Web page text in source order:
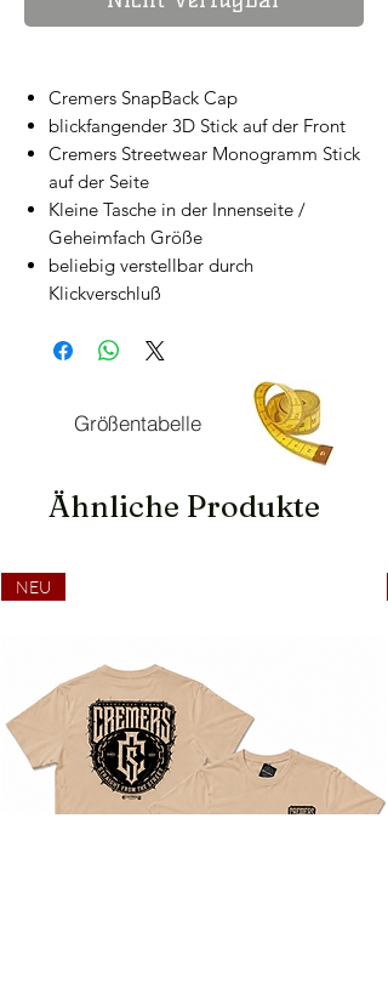
Cremers SnapBack Cap
blickfangender 3D Stick auf der Front
Cremers Streetwear Monogramm Stick
auf der Seite
Kleine Tasche in der Innenseite /
Geheimfach Größe
beliebig verstellbar durch
Klickverschluß
Größentabelle
Ähnliche Produkte
NEU